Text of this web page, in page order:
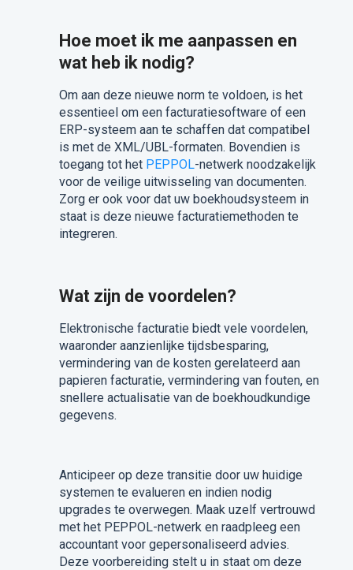
Hoe moet ik me aanpassen en
wat heb ik nodig?
Om aan deze nieuwe norm te voldoen, is het
essentieel om een facturatiesoftware of een
ERP-systeem aan te schaffen dat compatibel
is met de XML/UBL-formaten. Bovendien is
toegang tot het PEPPOL-netwerk noodzakelijk
voor de veilige uitwisseling van documenten.
Zorg er ook voor dat uw boekhoudsysteem in
staat is deze nieuwe facturatiemethoden te
integreren.
Wat zijn de voordelen?
Elektronische facturatie biedt vele voordelen,
waaronder aanzienlijke tijdsbesparing,
vermindering van de kosten gerelateerd aan
papieren facturatie, vermindering van fouten, en
snellere actualisatie van de boekhoudkundige
gegevens.
Anticipeer op deze transitie door uw huidige
systemen te evalueren en indien nodig
upgrades te overwegen. Maak uzelf vertrouwd
met het PEPPOL-netwerk en raadpleeg een
accountant voor gepersonaliseerd advies.
Deze voorbereiding stelt u in staat om deze